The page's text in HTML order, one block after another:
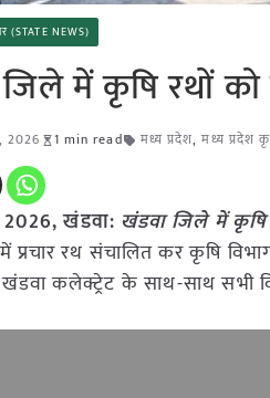
(STATE NEWS)
में कृषि रथों को
2026 1 min read मध्य प्रदेश,मध्य प्रदेश
2026,खंडवा: खंडवा जिले में कृषि
प्रचार रथ संचालित कर कृषि
खंडवा कलेक्ट्रेट के साथ-साथ सभी